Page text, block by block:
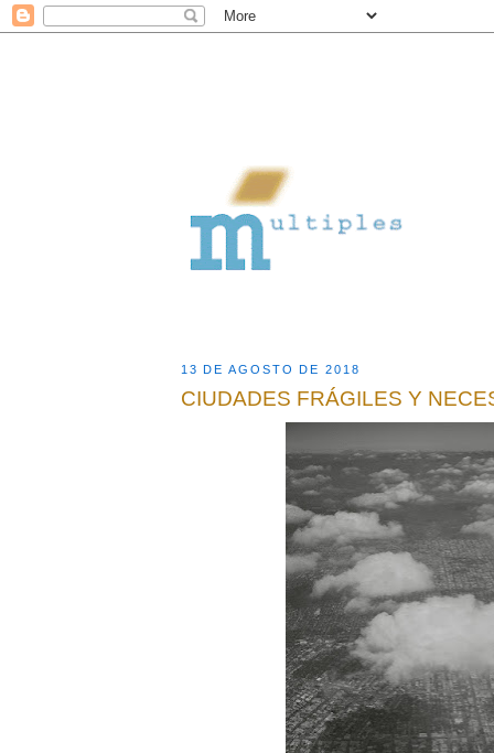
13 DE AGOSTO DE 2018
CIUDADES FRÁGILES Y